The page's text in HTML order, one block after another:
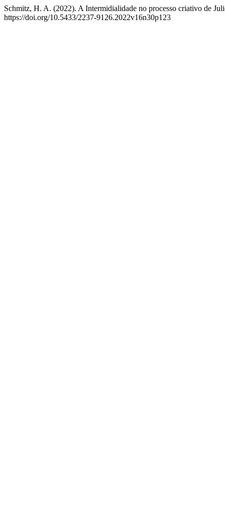
Schmitz, H. A. (2022). A Intermidialidade no processo criativo de
https://doi.org/10.5433/2237-9126.2022v16n30p123